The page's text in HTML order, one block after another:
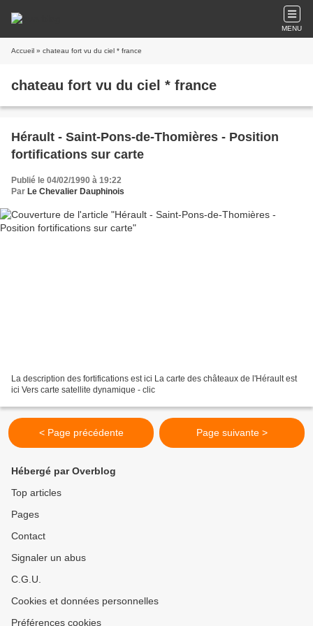
MENU
Accueil » chateau fort vu du ciel * france
chateau fort vu du ciel * france
Hérault - Saint-Pons-de-Thomières - Position
fortifications sur carte
Publié le 04/02/1990 à 19:22
Par Le Chevalier Dauphinois
La description des fortifications est ici La carte des châteaux de l'Hérault est
ici Vers carte satellite dynamique - clic
< Page précédente Page suivante >
Hébergé par Overblog
Top articles
Pages
Contact
Signaler un abus
C.G.U.
Cookies et données personnelles
Préférences cookies